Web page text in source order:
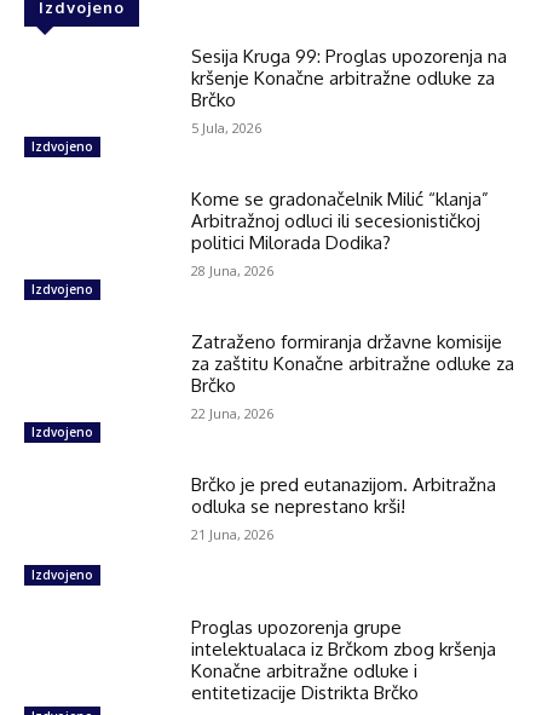
Izdvojeno
Izdvojeno
Sesija Kruga 99: Proglas upozorenja na
kršenje Konačne arbitražne odluke za
Brčko
5 Jula, 2026
Izdvojeno
Kome se gradonačelnik Milić “klanja”
Arbitražnoj odluci ili secesionističkoj
politici Milorada Dodika?
28 Juna, 2026
Izdvojeno
Zatraženo formiranja državne komisije
za zaštitu Konačne arbitražne odluke za
Brčko
22 Juna, 2026
Izdvojeno
Brčko je pred eutanazijom. Arbitražna
odluka se neprestano krši!
21 Juna, 2026
Proglas upozorenja grupe
intelektualaca iz Brčkom zbog kršenja
Konačne arbitražne odluke i
entitetizacije Distrikta Brčko